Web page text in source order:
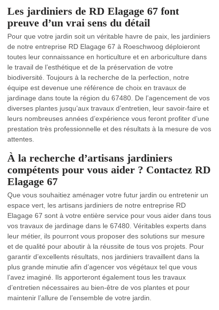
Les jardiniers de RD Elagage 67 font
preuve d’un vrai sens du détail
Pour que votre jardin soit un véritable havre de paix, les jardiniers
de notre entreprise RD Elagage 67 à Roeschwoog déploieront
toutes leur connaissance en horticulture et en arboriculture dans
le travail de l’esthétique et de la préservation de votre
biodiversité. Toujours à la recherche de la perfection, notre
équipe est devenue une référence de choix en travaux de
jardinage dans toute la région du 67480. De l’agencement de vos
diverses plantes jusqu’aux travaux d’entretien, leur savoir-faire et
leurs nombreuses années d’expérience vous feront profiter d’une
prestation très professionnelle et des résultats à la mesure de vos
attentes.
À la recherche d’artisans jardiniers
compétents pour vous aider ? Contactez RD
Elagage 67
Que vous souhaitiez aménager votre futur jardin ou entretenir un
espace vert, les artisans jardiniers de notre entreprise RD
Elagage 67 sont à votre entière service pour vous aider dans tous
vos travaux de jardinage dans le 67480. Véritables experts dans
leur métier, ils pourront vous proposer des solutions sur mesure
et de qualité pour aboutir à la réussite de tous vos projets. Pour
garantir d’excellents résultats, nos jardiniers travaillent dans la
plus grande minutie afin d’agencer vos végétaux tel que vous
l’avez imaginé. Ils apporteront également tous les travaux
d’entretien nécessaires au bien-être de vos plantes et pour
maintenir l’allure de l’ensemble de votre jardin.